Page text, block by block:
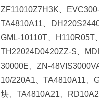
ZF11010Z7H3K、
TA4810A11、
GML-10110T、H110R05T
TH22024D0420ZZ-S、
30000E、ZN-
10/220A1、TA4810A11、
块、TA4810A21、